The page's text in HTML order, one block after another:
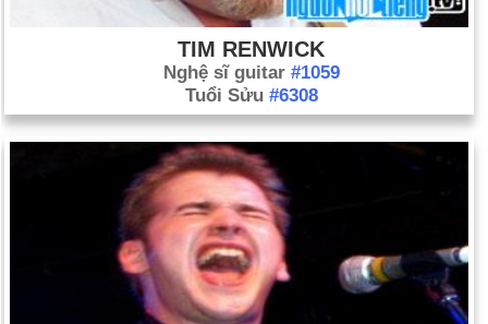
TIM RENWICK
Nghệ sĩ guitar #1059
Tuổi Sửu #6308